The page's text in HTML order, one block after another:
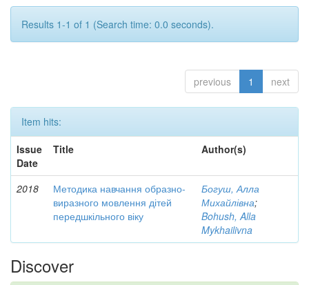
Results 1-1 of 1 (Search time: 0.0 seconds).
previous 1 next
Item hits:
Issue
Date
Title Author(s)
2018
Методика навчання образно-
виразного мовлення дітей
передшкільного віку
Богуш, Алла
Михайлівна;
Bohush, Alla
Mykhailivna
Discover